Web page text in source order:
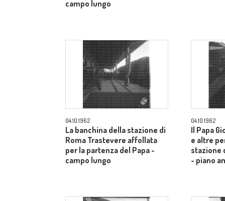
campo lungo
04.10.1962
La banchina della stazione di
Roma Trastevere affollata
per la partenza del Papa -
campo lungo
04.10.1962
Il Papa
e altre
stazione
- piano